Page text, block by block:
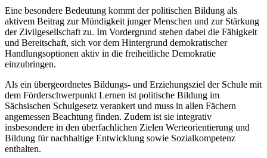
Eine besondere Bedeutung kommt der politischen Bildung als
aktivem Beitrag zur Mündigkeit junger Menschen und zur Stärkung
der Zivilgesellschaft zu. Im Vordergrund stehen dabei die Fähigkeit
und Bereitschaft, sich vor dem Hintergrund demokratischer
Handlungsoptionen aktiv in die freiheitliche Demokratie
einzubringen.
Als ein übergeordnetes Bildungs- und Erziehungsziel der Schule mit
dem Förderschwerpunkt Lernen ist politische Bildung im
Sächsischen Schulgesetz verankert und muss in allen Fächern
angemessen Beachtung finden. Zudem ist sie integrativ
insbesondere in den überfachlichen Zielen Werteorientierung und
Bildung für nachhaltige Entwicklung sowie Sozialkompetenz
enthalten.